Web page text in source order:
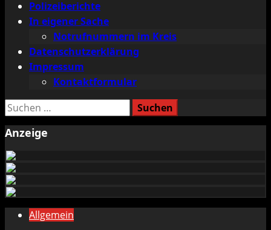
Polizeiberichte
In eigener Sache
Notrufnummern im Kreis
Datenschutzerklärung
Impressum
Kontaktformular
Suchen
Anzeige
Allgemein